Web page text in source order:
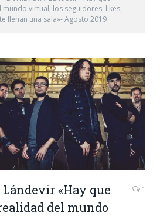
virtual, los seguidores, likes,
llenan una sala»- Agosto 2019
Lándevir «Hay que
del mundo
1